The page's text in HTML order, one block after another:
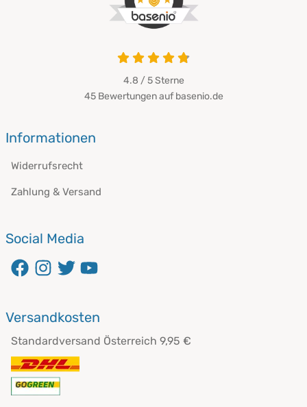
4.8 von 5
4.8 / 5Sterne
45 Bewertungen auf basenio.de
Informationen
Widerrufsrecht
Zahlung & Versand
Social Media
öffnet in neuem Fenster
öffnet in neuem Fenster
öffnet in neuem Fenster
Versandkosten
Standardversand Österreich 9,95 €